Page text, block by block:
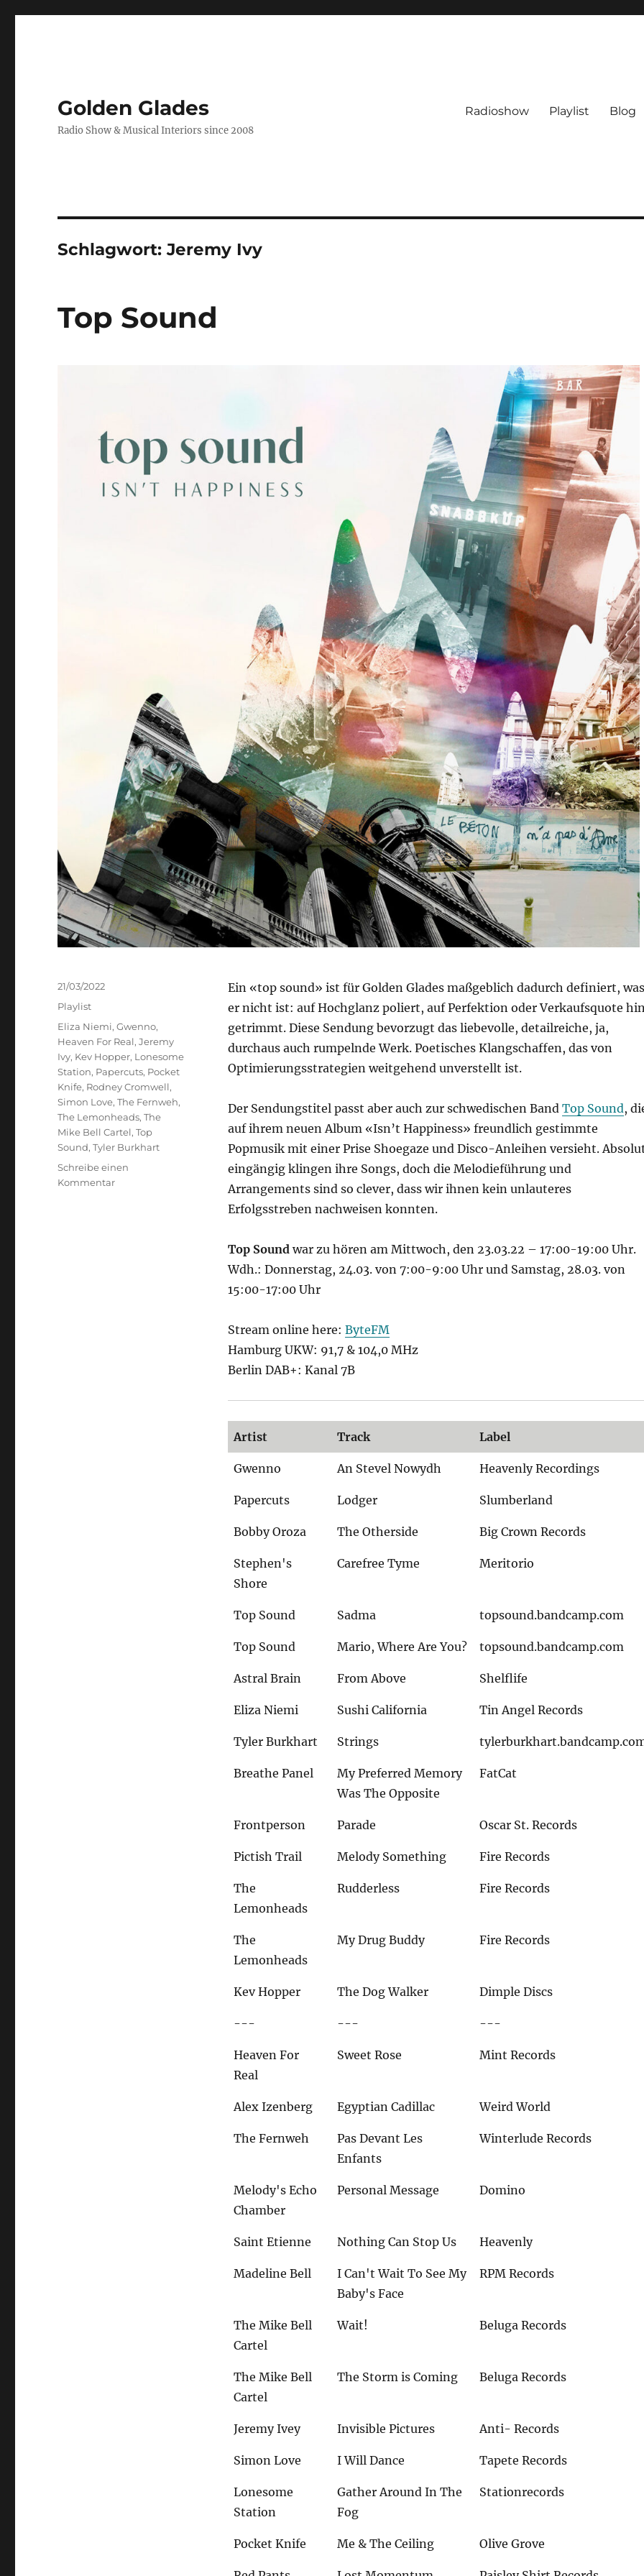
Golden Glades
Radio Show & Musical Interiors since 2008
Radioshow Playlist Blog
Schlagwort:Jeremy Ivy
Top Sound
Ein «top sound» ist für Golden Glades maßgeblich dadurch definiert, was
er nicht ist: auf Hochglanz poliert, auf Perfektion oder Verkaufsquote
getrimmt. Diese Sendung bevorzugt das liebevolle, detailreiche, ja,
durchaus auch rumpelnde Werk. Poetisches Klangschaffen, das von
Optimierungsstrategien weitgehend unverstellt ist.
Der Sendungstitel passt aber auch zur schwedischen Band Top Sound,
auf ihrem neuen Album «Isn’t Happiness» freundlich gestimmte
Popmusik mit einer Prise Shoegaze und Disco-Anleihen versieht.
eingängig klingen ihre Songs, doch die Melodieführung und
Arrangements sind so clever, dass wir ihnen kein unlauteres
Erfolgsstreben nachweisen konnten.
Top Sound war zu hören am Mittwoch, den 23.03.22 – 17:00-19:00 Uhr.
Wdh.: Donnerstag, 24.03. von 7:00-9:00 Uhr und Samstag, 28.03. von
15:00-17:00 Uhr
Stream online here: ByteFM
Hamburg UKW: 91,7 & 104,0 MHz
Berlin DAB+: Kanal 7B
Artist Track Label
Gwenno An Stevel Nowydh Heavenly Recordings
Papercuts Lodger Slumberland
Bobby Oroza The Otherside Big Crown Records
Stephen's
Shore
Carefree Tyme Meritorio
Top Sound Sadma topsound.bandcamp.com
Top Sound Mario, Where Are You? topsound.bandcamp.com
Astral Brain From Above Shelflife
Eliza Niemi Sushi California Tin Angel Records
Tyler Burkhart Strings
Breathe Panel
My Preferred Memory
Was The Opposite
FatCat
Frontperson Parade Oscar St. Records
Pictish Trail Melody Something Fire Records
The
Lemonheads
Rudderless Fire Records
The
Lemonheads
My Drug Buddy Fire Records
Kev Hopper The Dog Walker Dimple Discs
--- --- ---
Heaven For
Real
Sweet Rose Mint Records
Alex Izenberg Egyptian Cadillac Weird World
The Fernweh
Pas Devant Les
Enfants
Winterlude Records
Melody's Echo
Chamber
Personal Message Domino
Saint Etienne Nothing Can Stop Us Heavenly
Madeline Bell
I Can't Wait To See My
Baby's Face
RPM Records
The Mike Bell
Cartel
Wait! Beluga Records
The Mike Bell
Cartel
The Storm is Coming Beluga Records
Jeremy Ivey Invisible Pictures Anti- Records
Simon Love I Will Dance Tapete Records
Lonesome
Station
Gather Around In The
Fog
Stationrecords
Pocket Knife Me & The Ceiling Olive Grove
Veröffentlicht
am
21/03/2022
Kategorien
Playlist
Schlagwörter
Eliza Niemi,Gwenno,
Heaven For Real,Jeremy
Ivy, Kev Hopper, Lonesome
Station, Papercuts, Pocket
Knife, Rodney Cromwell,
Simon Love,The Fernweh,
The Lemonheads,The
Mike Bell Cartel,Top
Sound,Tyler Burkhart
Schreibe einen
Kommentarzu